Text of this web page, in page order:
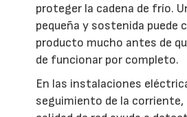
proteger la cadena de frío.
pequeña y sostenida puede
producto mucho antes de
de funcionar por completo.
En las instalaciones
seguimiento de la corriente,